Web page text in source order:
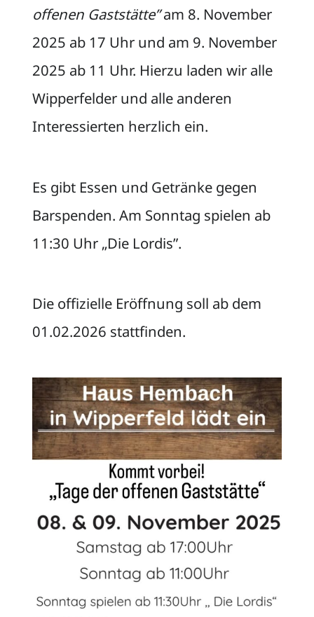
offenen Gaststätte”am 8. November
2025 ab 17 Uhr und am 9. November
2025 ab 11 Uhr. Hierzu laden wir alle
Wipperfelder und alle anderen
Interessierten herzlich ein.
Es gibt Essen und Getränke gegen
Barspenden. Am Sonntag spielen ab
11:30 Uhr „Die Lordis”.
Die offizielle Eröffnung soll ab dem
01.02.2026 stattfinden.